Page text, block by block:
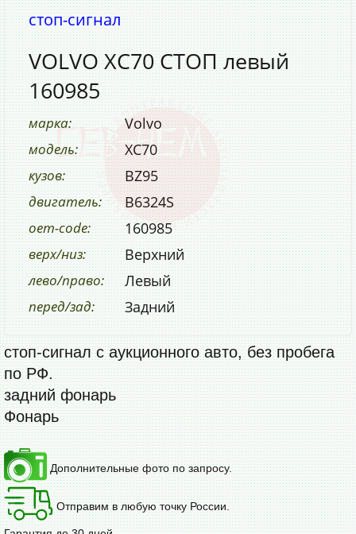
стоп-сигнал
VOLVO XC70 СТОП левый
160985
марка: Volvo
модель: XC70
кузов: BZ95
двигатель: B6324S
oem-code: 160985
верх/низ: Верхний
лево/право: Левый
перед/зад: Задний
стоп-сигнал с аукционного авто, без пробега
по РФ.
задний фонарь
Фонарь
Дополнительные фото по запросу.
Отправим в любую точку России.